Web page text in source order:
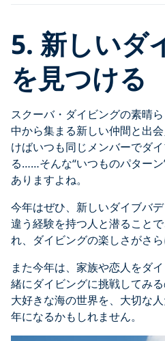
5. 新しいダ
を見つける
スクーバ・ダイビングの素晴
中から集まる新しい仲間と出
けばいつも同じメンバーでダ
る……そんな“いつものパター
ありますよね。
今年はぜひ、新しいダイブバ
違う経験を持つ人と潜ること
れ、ダイビングの楽しさがさら
また今年は、家族や恋人をダ
緒にダイビングに挑戦してみ
大好きな海の世界を、大切な
年になるかもしれません。